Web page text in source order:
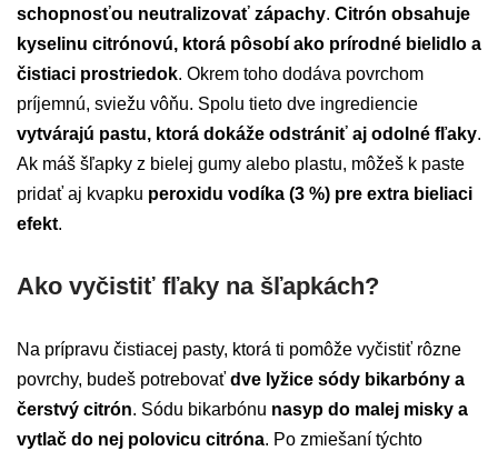
schopnosťou neutralizovať zápachy. Citrón obsahuje
kyselinu citrónovú, ktorá pôsobí ako prírodné bielidlo a
čistiaci prostriedok. Okrem toho dodáva povrchom
príjemnú, sviežu vôňu. Spolu tieto dve ingrediencie
vytvárajú pastu, ktorá dokáže odstrániť aj odolné fľaky.
Ak máš šľapky z bielej gumy alebo plastu, môžeš k paste
pridať aj kvapku peroxidu vodíka (3 %) pre extra bieliaci
efekt.
Ako vyčistiť fľaky na šľapkách?
Na prípravu čistiacej pasty, ktorá ti pomôže vyčistiť rôzne
povrchy, budeš potrebovať dve lyžice sódy bikarbóny a
čerstvý citrón. Sódu bikarbónu nasyp do malej misky a
vytlač do nej polovicu citróna. Po zmiešaní týchto